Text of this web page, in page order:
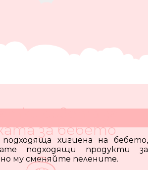
съвета за
за бебето
хигиена на бебето,
подходящи продукти за
му сменяйте пелените.